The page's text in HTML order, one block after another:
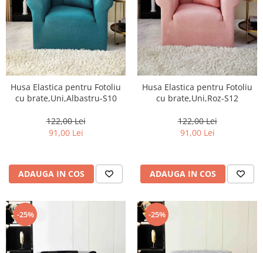
Husa Elastica pentru Fotoliu
cu brate,Uni,Albastru-S10
122,00 Lei
91,00 Lei
ADAUGA IN COS
Husa Elastica pentru Fotoliu
cu brate,Uni,Roz-S12
122,00 Lei
91,00 Lei
ADAUGA IN COS
-25% -25%